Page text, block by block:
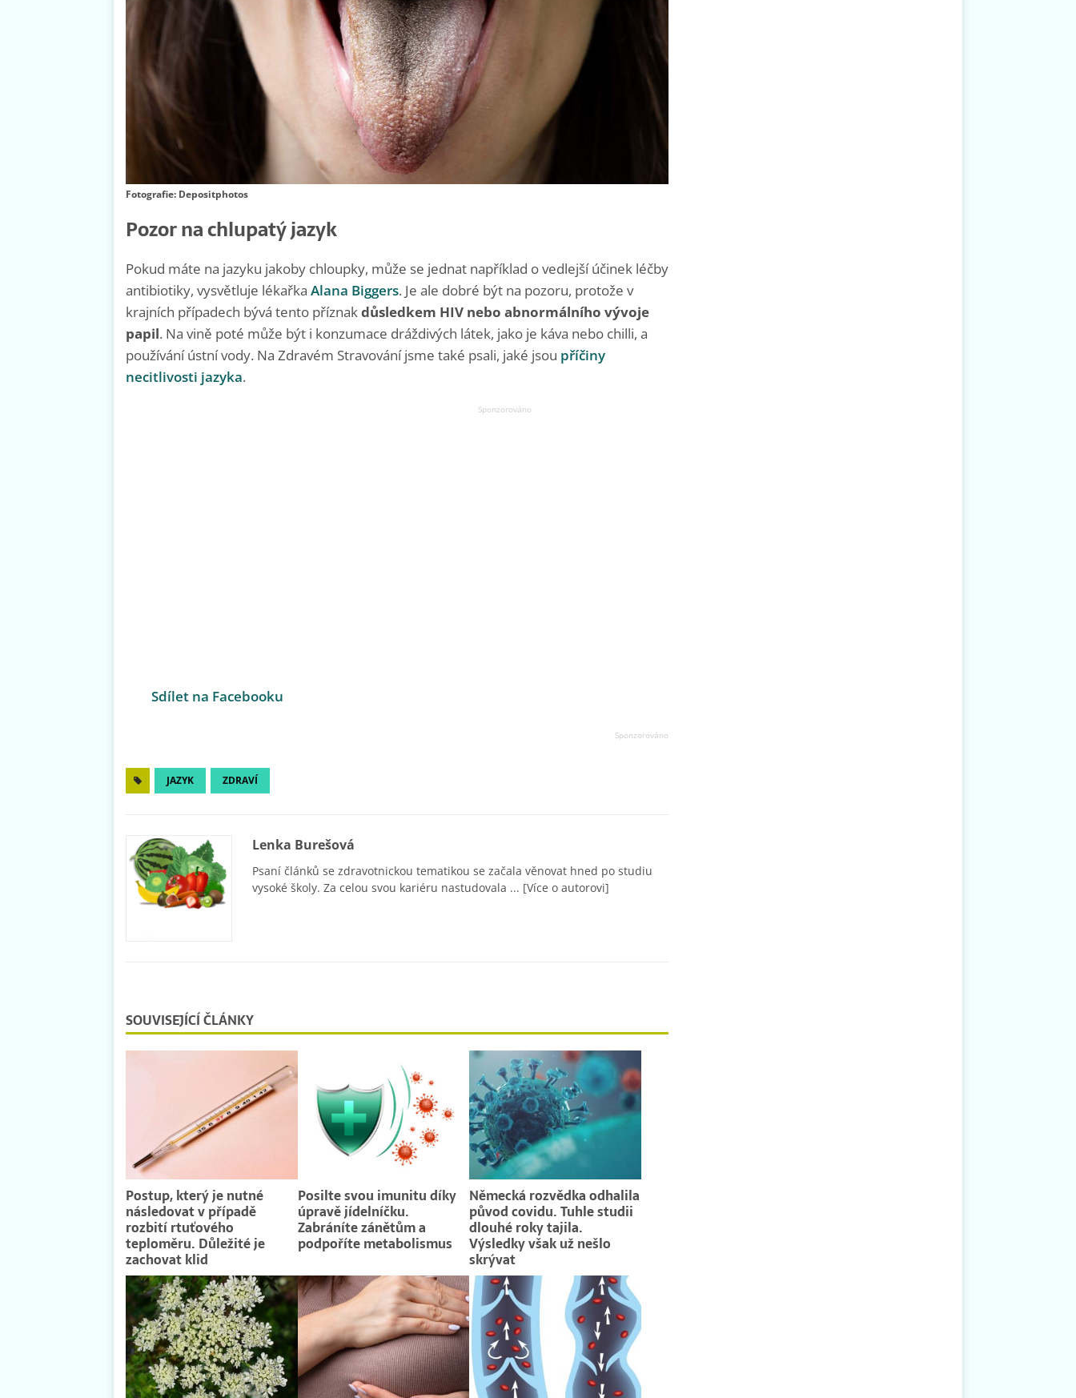
Fotografie: Depositphotos
Pozor na chlupatý jazyk
Pokud máte na jazyku jakoby chloupky, může se jednat například o vedlejší účinek léčby
antibiotiky, vysvětluje lékařka Alana Biggers. Je ale dobré být na pozoru, protože v
krajních případech bývá tento příznakdůsledkem HIV nebo abnormálního vývoje
papil. Na vině poté může být i konzumace dráždivých látek, jako je káva nebo chilli, a
používání ústní vody. Na Zdravém Stravování jsme také psali, jaké jsou příčiny
necitlivosti jazyka.
Sdílet na Facebooku
JAZYK ZDRAVÍ
Lenka Burešová
Psaní článků se zdravotnickou tematikou se začala věnovat hned po studiu
vysoké školy. Za celou svou kariéru nastudovala ... [Více o autorovi]
SOUVISEJÍCÍ ČLÁNKY
Postup, který je nutné
následovat v případě
rozbití rtuťového
teploměru. Důležité je
zachovat klid
Posilte svou imunitu díky
úpravě jídelníčku.
Zabráníte zánětům a
podpoříte metabolismus
Německá rozvědka odhalila
původ covidu. Tuhle studii
dlouhé roky tajila.
Výsledky však už nešlo
skrývat